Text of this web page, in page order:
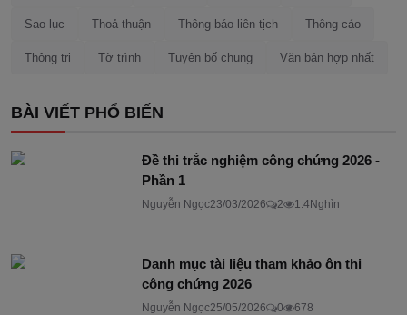
Sao lục Thoả thuận Thông báo liên tịch Thông cáo
Thông tri Tờ trình Tuyên bố chung Văn bản hợp nhất
BÀI VIẾT PHỔ BIẾN
Đề thi trắc nghiệm công chứng 2026 -
Phần 1
Nguyễn Ngọc23/03/2026 2 1.4Nghìn
Danh mục tài liệu tham khảo ôn thi
công chứng 2026
Nguyễn Ngọc25/05/2026 0 678